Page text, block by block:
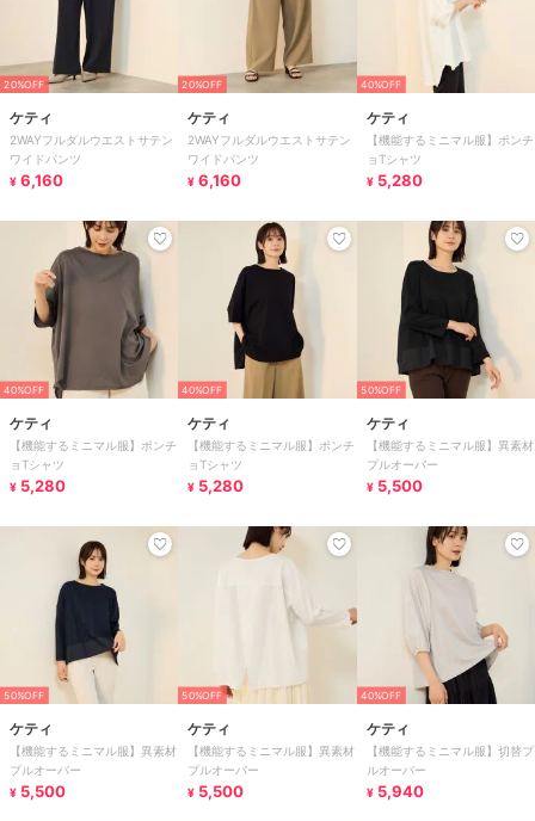
20%OFF
ケティ
2WAYフルダルウエストサテン
ワイドパンツ
¥ 6,160
20%OFF
ケティ
2WAYフルダルウエストサテン
ワイドパンツ
¥ 6,160
40%OFF
ケティ
【機能するミニマル服】ポンチ
ョTシャツ
¥ 5,280
40%OFF
ケティ
【機能するミニマル服】ポンチ
ョTシャツ
¥ 5,280
40%OFF
ケティ
【機能するミニマル服】ポンチ
ョTシャツ
¥ 5,280
50%OFF
ケティ
【機能するミニマル服】異素材
プルオーバー
¥ 5,500
50%OFF
ケティ
【機能するミニマル服】異素材
プルオーバー
¥ 5,500
50%OFF
ケティ
【機能するミニマル服】異素材
プルオーバー
¥ 5,500
40%OFF
ケティ
【機能するミニマル服】切替プ
ルオーバー
¥ 5,940